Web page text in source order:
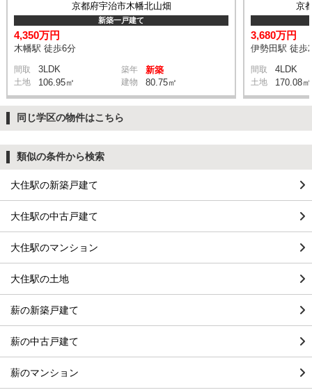
京都府宇治市木幡北山畑
新築一戸建て
4,350万円
木幡駅 徒歩6分
間取 3LDK 築年 新築
土地 106.95㎡ 建物 80.75㎡
京
3,680万円
伊勢田駅 徒歩
間取 4LDK
土地 170.08㎡
同じ学区の物件はこちら
類似の条件から検索
大住駅の新築戸建て
大住駅の中古戸建て
大住駅のマンション
大住駅の土地
薪の新築戸建て
薪の中古戸建て
薪のマンション